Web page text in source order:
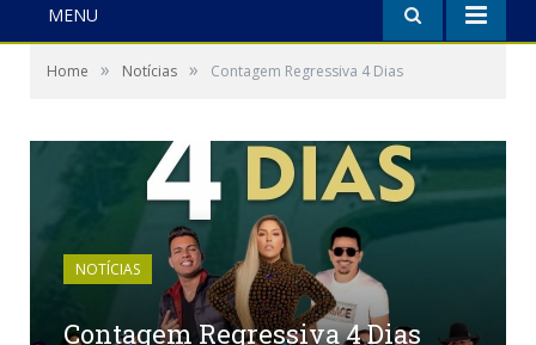
MENU
Home » Notícias » Contagem Regressiva 4 Dias
NOTÍCIAS
Contagem Regressiva 4 Dias